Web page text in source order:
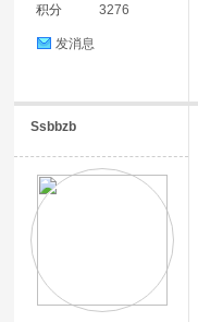
积分 3276
发消息
Ssbbzb